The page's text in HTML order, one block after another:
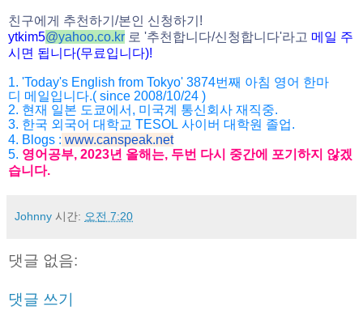
친구에게 추천하기 /본인 신청하기 !
ytkim5@yahoo.co.kr 로 '추천합니다/신청합니다'라고 메일 주
시면 됩니다(무료입니다)!
1. 'Today's English from Tokyo' 3874번째 아침 영어 한마
디 메일입니다.( since 2008/10/24 )
2. 현재 일본 도쿄에서 , 미국계 통신회사 재직중.
3. 한국 외국어 대학교 TESOL 사이버 대학원 졸업.
4. Blogs : www.canspeak.net
5. 영어공부, 2023년 올해는, 두번 다시 중간에 포기하지 않겠
습니 다.
Johnny 시간: 오전 7:20
댓글 없음:
댓글 쓰기